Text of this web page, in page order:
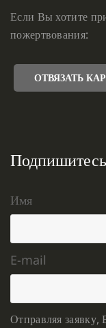
Если Вы хотите
пожертвования:
ОТВЯЗАТЬ
Имя
E-mail
Отправляя